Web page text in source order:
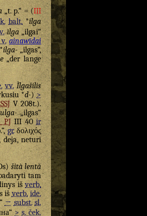
„t. p.“ = (III
balt.*ilga
ìlga„ilgai“
ainawīdai
ilga-„ilgas“,
„der lange
vv. Ìlgašilis
*d-)>
V 208t.).
„ilgas“
PJIII 40ir
gr. δολιχός
neturi
šità lentà
tam
išverb.
išverb. ide.
→ subst. sl.
> s. ček.